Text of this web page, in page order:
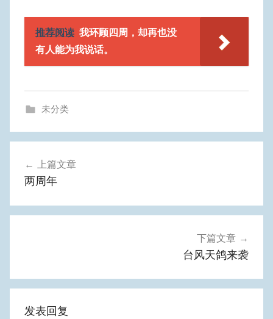
推荐阅读 我环顾四周，却再也没
有人能为我说话。
未分类
章
航
上篇文章
两周年
下篇文章
台风天鸽来袭
发表回复